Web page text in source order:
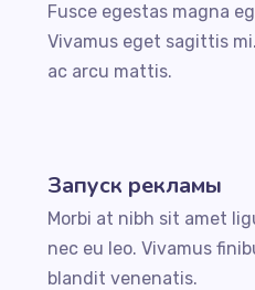
Fusce egestas magna
Vivamus eget sagittis
ac arcu mattis.
Запуск рекламы
Morbi at nibh sit amet
nec eu leo. Vivamus
blandit venenatis.